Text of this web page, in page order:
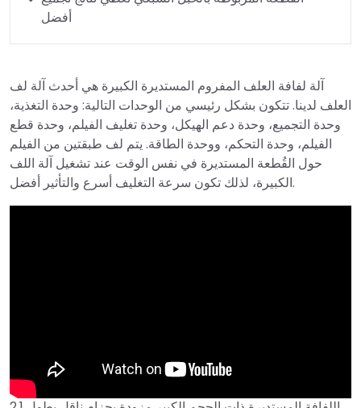
أفضل
آلة لفافة العلف المفروم المستديرة الكبيرة هي أحدث آلة لف
العلف لدينا. تتكون بشكل رئيسي من الوحدات التالية: وحدة التغذية،
وحدة التجميع، وحدة دعم الهيكل، وحدة تغليف الفيلم، وحدة قطع
الفيلم، وحدة التحكم، ووحدة الطاقة. يتم لف طبقتين من الفيلم
حول القُطعة المستديرة في نفس الوقت عند تشغيل آلة اللف
الكبيرة، لذلك تكون سرعة التغليف أسرع والتأثير أفضل.